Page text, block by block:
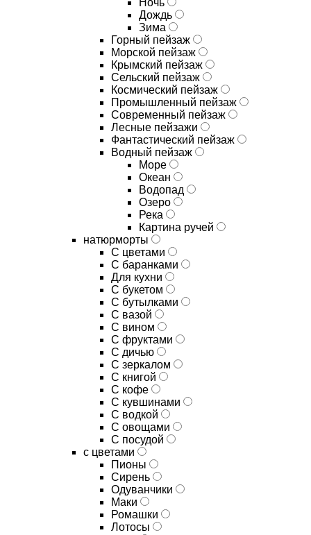
Ночь
Дождь
Зима
Горный пейзаж
Морской пейзаж
Крымский пейзаж
Сельский пейзаж
Космический пейзаж
Промышленный пейзаж
Современный пейзаж
Лесные пейзажи
Фантастический пейзаж
Водный пейзаж
Море
Океан
Водопад
Озеро
Река
Картина ручей
натюрморты
С цветами
С баранками
Для кухни
C букетом
C бутылками
C вазой
C вином
C фруктами
C дичью
C зеркалом
C книгой
C кофе
C кувшинами
C водкой
C овощами
C посудой
с цветами
Пионы
Сирень
Одуванчики
Маки
Ромашки
Лотосы